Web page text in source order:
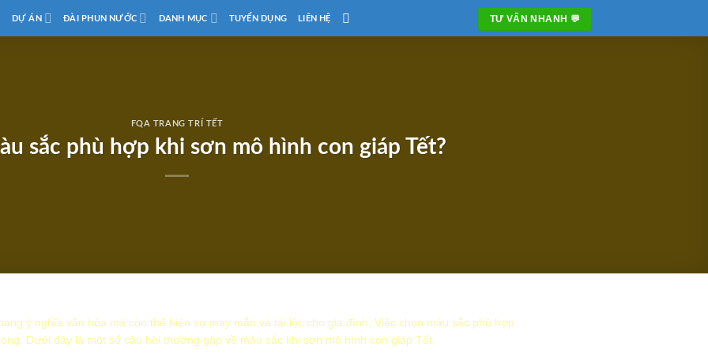
DỰ ÁN ĐÀI PHUN NƯỚC DANH MỤC TUYỂN DỤNG LIÊN HỆ TƯ VẤN NHANH 💬
FQA TRANG TRÍ TẾT
sắc phù hợp khi sơn mô hình con giáp Tết?
ý nghĩa văn hóa mà còn thể hiện sự may mắn và tài lộc cho gia đình. Việc chọn màu sắc phù hợp
Dưới đây là một số câu hỏi thường gặp về màu sắc khi sơn mô hình con giáp Tết.